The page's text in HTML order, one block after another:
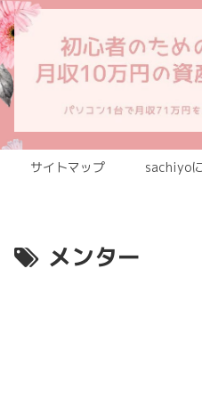
サイトマップ sachiyo
メンター